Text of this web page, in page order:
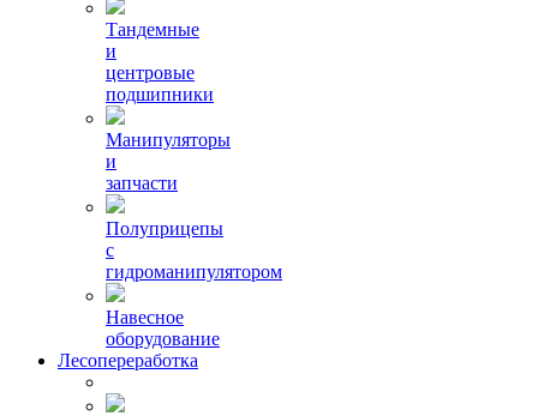
Тандемные
и
центровые
подшипники
Манипуляторы
и
запчасти
Полуприцепы
с
гидроманипулятором
Навесное
оборудование
Лесопереработка